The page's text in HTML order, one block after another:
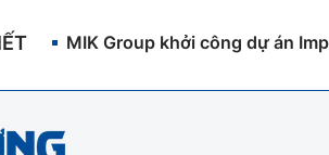
MIK Group khởi công dự án